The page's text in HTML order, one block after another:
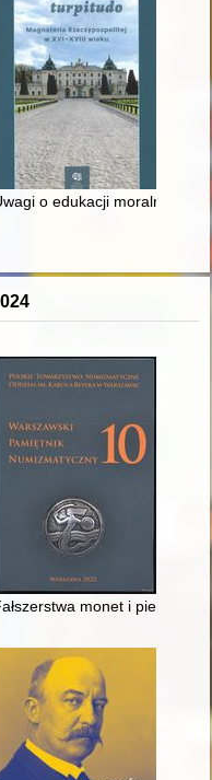
finansowy i
o edukacji moralnej
monet i